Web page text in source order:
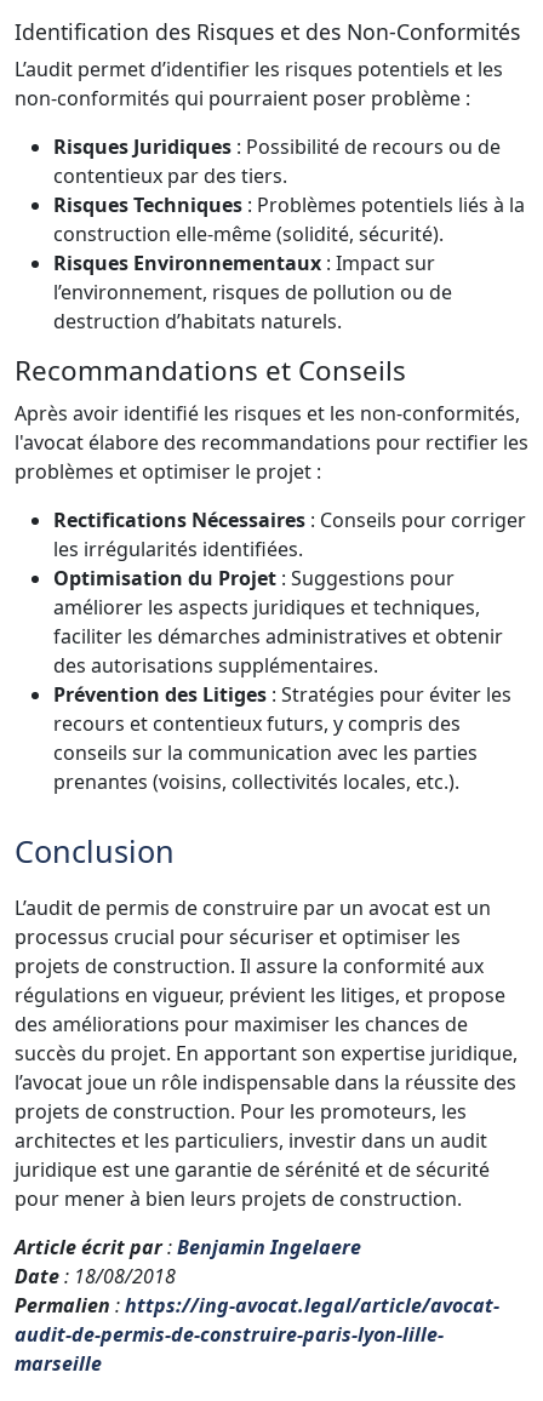
Identification des Risques et des Non-Conformités
L’audit permet d’identifier les risques potentiels et les
non-conformités qui pourraient poser problème :
Risques Juridiques : Possibilité de recours ou de
contentieux par des tiers.
Risques Techniques : Problèmes potentiels liés à la
construction elle-même (solidité, sécurité).
Risques Environnementaux : Impact sur
l’environnement, risques de pollution ou de
destruction d’habitats naturels.
Recommandations et Conseils
Après avoir identifié les risques et les non-conformités,
l'avocat élabore des recommandations pour rectifier les
problèmes et optimiser le projet :
Rectifications Nécessaires : Conseils pour corriger
les irrégularités identifiées.
Optimisation du Projet : Suggestions pour
améliorer les aspects juridiques et techniques,
faciliter les démarches administratives et obtenir
des autorisations supplémentaires.
Prévention des Litiges : Stratégies pour éviter les
recours et contentieux futurs, y compris des
conseils sur la communication avec les parties
prenantes (voisins, collectivités locales, etc.).
Conclusion
L’audit de permis de construire par un avocat est un
processus crucial pour sécuriser et optimiser les
projets de construction. Il assure la conformité aux
régulations en vigueur, prévient les litiges, et propose
des améliorations pour maximiser les chances de
succès du projet. En apportant son expertise juridique,
l’avocat joue un rôle indispensable dans la réussite des
projets de construction. Pour les promoteurs, les
architectes et les particuliers, investir dans un audit
juridique est une garantie de sérénité et de sécurité
pour mener à bien leurs projets de construction.
Article écrit par:Benjamin Ingelaere
Date: 18/08/2018
Permalien :https://ing-avocat.legal/article/avocat-
audit-de-permis-de-construire-paris-lyon-lille-
marseille